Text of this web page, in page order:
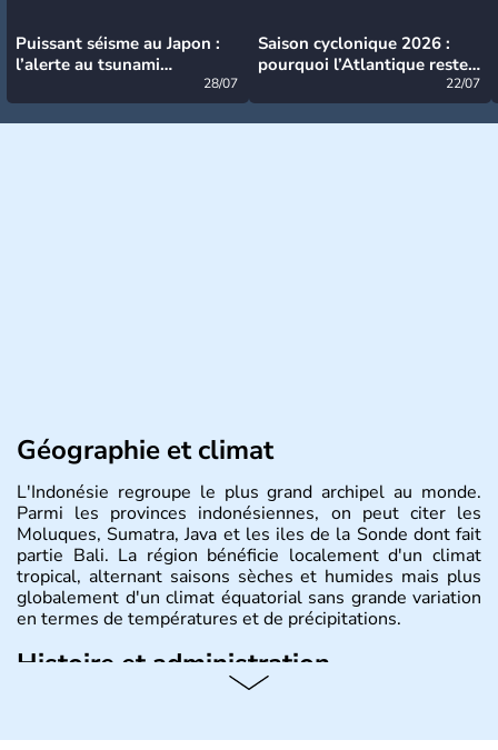
Puissant séisme au Japon :
l’alerte au tsunami
28/07
Saison cyclonique 2026 :
pourquoi l’Atlantique reste
22/07
Géographie et climat
L'Indonésie regroupe le plus grand archipel au monde.
Parmi les provinces indonésiennes, on peut citer les
Moluques, Sumatra, Java et les iles de la Sonde dont fait
partie Bali. La région bénéficie localement d'un climat
tropical, alternant saisons sèches et humides mais plus
globalement d'un climat équatorial sans grande variation
en termes de températures et de précipitations.
Histoire et administration